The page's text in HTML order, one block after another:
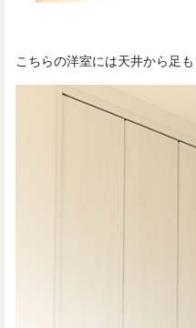
こちらの洋室には天井から足